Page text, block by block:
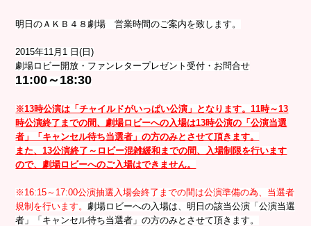
明日のＡＫＢ４８劇場 営業時間のご案内を致します。
2015年11月1 日(日)
劇場ロビー開放・ファンレタープレゼント受付・お問合せ
11:00～18:30
※13時公演は「チャイルドがいっぱい公演」となります。11時～13
時公演終了までの間、劇場ロビーへの入場は13時公演の「公演当選
者」「キャンセル待ち当選者」の方のみとさせて頂きます。
また、13公演終了～ロビー混雑緩和までの間、入場制限を行います
ので、劇場ロビーへのご入場はできません。
※16:15～17:00公演抽選入場会終了までの間は公演準備の為、当選者
規制を行います。 劇場ロビーへの入場は、明日の該当公演「公演当選
者」「キャンセル待ち当選者」の方のみとさせて頂きます。